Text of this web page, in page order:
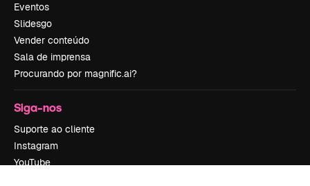
Eventos
Slidesgo
Vender conteúdo
Sala de imprensa
Procurando por magnific.ai?
Siga-nos
Suporte ao cliente
Instagram
YouTube